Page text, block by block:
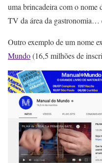
uma brincadeira com o nome
TV da área da gastronomia…
Outro exemplo de um nome
Mundo(16,5 milhões de